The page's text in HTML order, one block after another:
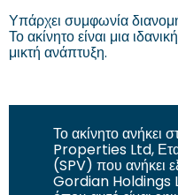
Υπάρχει συμφωνία
Το ακίνητο είναι μια
μικτή ανάπτυξη.
Το ακίνητο ανήκει
Properties Ltd,
(SPV) που ανήκει
Gordian Holdings